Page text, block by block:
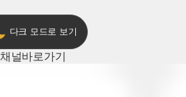
다크 모드로 보기
채널바로가기